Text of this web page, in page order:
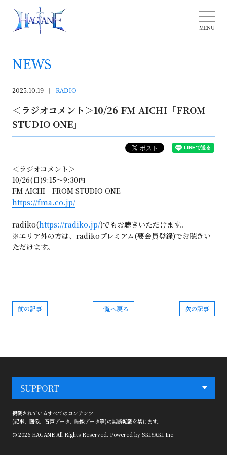
NEWS
2025.10.19 RADIO
＜ラジオコメント＞10/26 FM AICHI「FROM
STUDIO ONE」
＜ラジオコメント＞
10/26(日)9:15〜9:30内
FM AICHI「FROM STUDIO ONE」
https://fma.co.jp/
radiko(https://radiko.jp/)でもお聴きいただけます。
※エリア外の方は、radikoプレミアム(要会員登録)でお聴きい
ただけます。
次の記事
一覧へ戻る
前の記事
SUPPORT
掲載されているすべてのコンテンツ
(記事、画像、音声データ、映像データ等)の無断転載を禁じます。
© 2026 HAGANE All Rights Reserved. Powered by SKIYAKI Inc.